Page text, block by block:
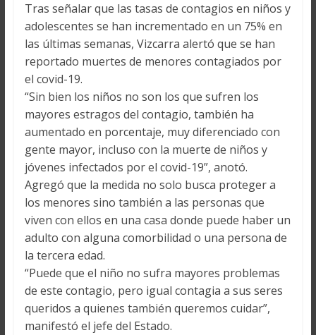
Tras señalar que las tasas de contagios en niños y
adolescentes se han incrementado en un 75% en
las últimas semanas, Vizcarra alertó que se han
reportado muertes de menores contagiados por
el covid-19.
“Sin bien los niños no son los que sufren los
mayores estragos del contagio, también ha
aumentado en porcentaje, muy diferenciado con
gente mayor, incluso con la muerte de niños y
jóvenes infectados por el covid-19”, anotó.
Agregó que la medida no solo busca proteger a
los menores sino también a las personas que
viven con ellos en una casa donde puede haber un
adulto con alguna comorbilidad o una persona de
la tercera edad.
“Puede que el niño no sufra mayores problemas
de este contagio, pero igual contagia a sus seres
queridos a quienes también queremos cuidar”,
manifestó el jefe del Estado.